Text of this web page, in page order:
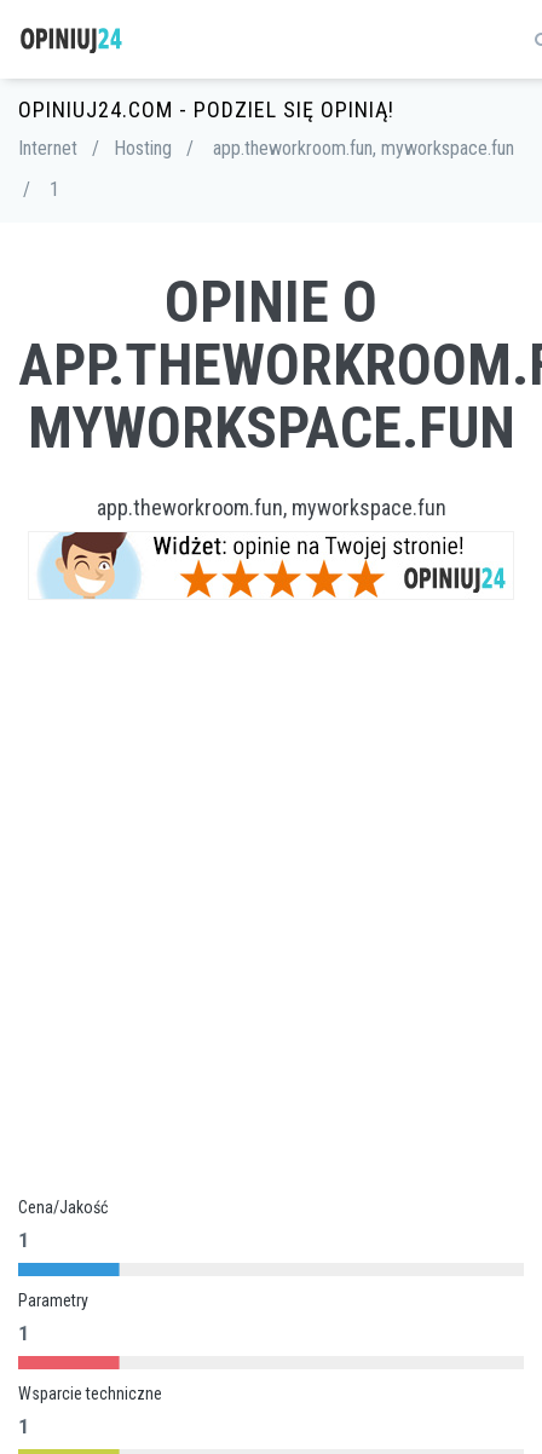
OPINIUJ24.COM - PODZIEL SIĘ OPINIĄ!
Internet / Hosting /
app.theworkroom.fun, myworkspace.fun
/
1
OPINIE O
MYWORKSPACE.FUN
app.theworkroom.fun, myworkspace.fun
Cena/Jakość
1
Parametry
1
Wsparcie techniczne
1